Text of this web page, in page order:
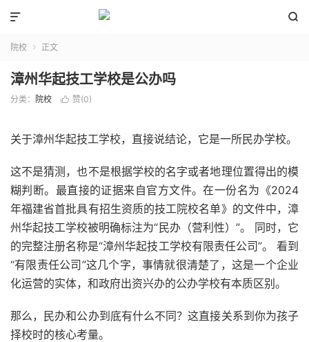


院校  正文
漳州华起技工学校是公办吗
分类： 院校  赞(0)
关于漳州华起技工学校，直接说结论，它是一所民办学校。
这不是猜测，也不是根据学校的名字或者地理位置得出的模
糊判断。最直接的证据来自官方文件。在一份名为《2024
年福建省首批具有招生资质的技工院校名单》的文件中，漳
州华起技工学校被明确标注为“民办（营利性）”。 同时，它
的完整注册名称是“漳州华起技工学校有限责任公司”。 看到
“有限责任公司”这几个字，事情就很清楚了，这是一个企业
化运营的实体，和政府出资兴办的公办学校有本质区别。
那么，民办和公办到底有什么不同？这直接关系到你为孩子
择校时的核心考量。